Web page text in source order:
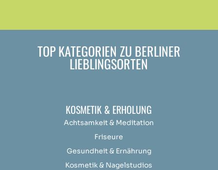
TOP KATEGORIEN ZU BERLINER
LIEBLINGSORTEN
KOSMETIK & ERHOLUNG
Achtsamkeit & Meditation
Friseure
Gesundheit & Ernährung
Kosmetik & Nagelstudios